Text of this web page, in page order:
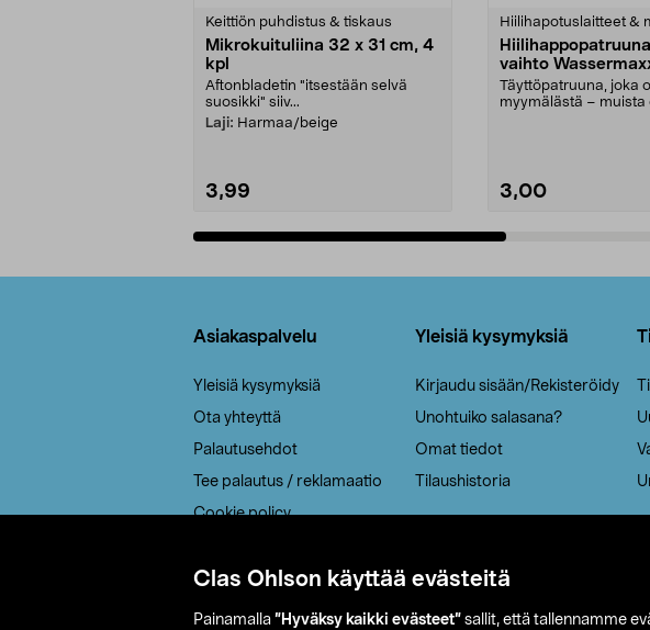
Clas Ohlson käyttää evästeitä
Painamalla ”Hyväksy kaikki evästeet” sallit, että tallennamme
Keittiön puhdistus & tiskaus
Mikrokuituliina 32 x 31 cm, 4
kpl
Aftonbladetin "itsestään selvä
suosikki" siiv...
Laji: Harmaa/beige
3,99
Hiilihapotuslaitteet &
vaihto
Täyttöpatruuna, joka
myymälästä – muista
3,00
Asiakaspalvelu
Yleisiä kysymyksiä
Ota yhteyttä
Palautusehdot
Tee palautus / reklamaatio
Cookie policy
Saavutettavuus
Yleisiä kysymyksiä
Kirjaudu sisään/Rekisteröidy
Unohtuiko salasana?
Omat tiedot
Tilaushistoria